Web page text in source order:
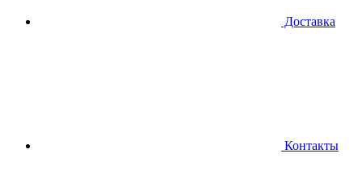
Доставка
Контакты